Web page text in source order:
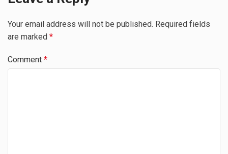
Your email address will not be published. Required fields
are marked *
Comment *